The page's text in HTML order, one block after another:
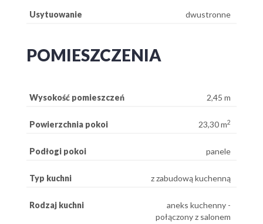
Usytuowanie dwustronne
POMIESZCZENIA
Wysokość pomieszczeń 2,45 m
Powierzchnia pokoi 23,30 m2
Podłogi pokoi panele
Typ kuchni z zabudową kuchenną
Rodzaj kuchni
aneks kuchenny -
połączony z salonem